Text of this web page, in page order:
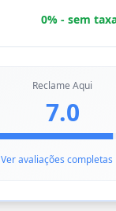
0% - sem
Reclame Aqui
7.0
Ver avaliações